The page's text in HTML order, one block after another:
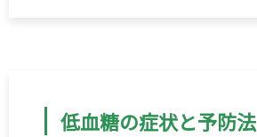
低血糖の症状と予防法